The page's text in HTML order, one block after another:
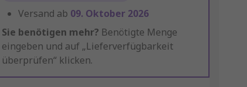
Versand ab 09. Oktober 2026
Sie benötigen mehr? Benötigte Menge
eingeben und auf „Lieferverfügbarkeit
überprüfen“ klicken.